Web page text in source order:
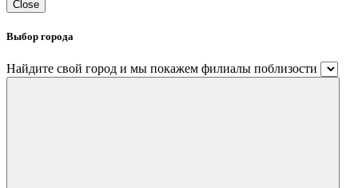
Close
Выбор города
Найдите свой город и мы покажем филиалы поблизости